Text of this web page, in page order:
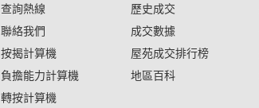
查詢熱線
聯絡我們
按揭計算機
負擔能力計算機
轉按計算機
歷史成交
成交數據
屋苑成交排行榜
地區百科